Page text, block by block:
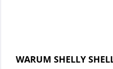
WARUM SHELLY